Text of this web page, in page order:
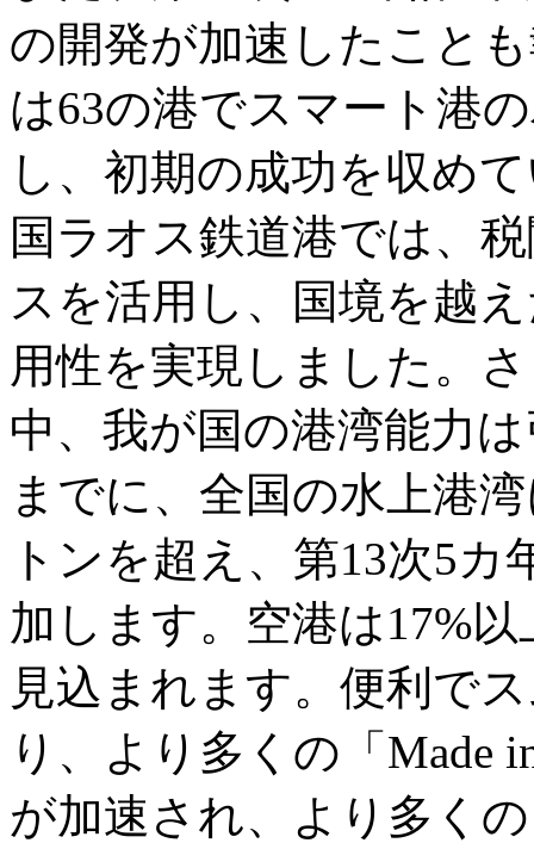
の開発が加速したこと
は63の港でスマート港
し、初期の成功を収め
国ラオス鉄道港では、
スを活用し、国境を越
用性を実現しました。
中、我が国の港湾能力
までに、全国の水上港
トンを超え、第13次5
加します。空港は17%
見込まれます。便利で
り、より多くの「Made
が加速され、より多く